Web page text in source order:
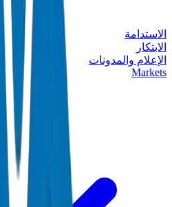
الاستدامة
الابتكار
الإعلام والمدونات
Markets